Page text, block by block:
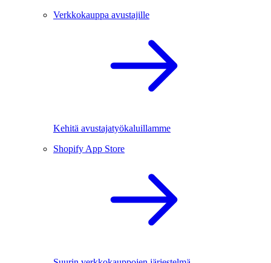
Verkkokauppa avustajille
Kehitä avustajatyökaluillamme
Shopify App Store